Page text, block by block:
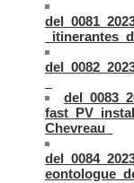
Chevreau_